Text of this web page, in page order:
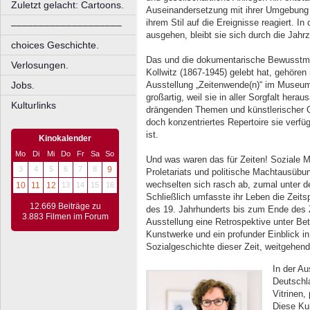
Zuletzt gelacht: Cartoons.
––––––––––––––––––––
choices Geschichte.
Verlosungen.
Jobs.
Kulturlinks
Kinokalender
Mo Di Mi Do Fr Sa
So
3
4 5 6 7 8
9
10
11 12 13 14 15 16
12.669 Beiträge zu
3.883 Filmen im Forum
Auseinandersetzung mit ihrer
ihrem Stil auf die Ereignisse reagiert. In
ausgehen, bleibt sie sich durch die
Das und die dokumentarische
Kollwitz (1867-1945) gelebt hat,
Ausstellung „Zeitenwende(n)“ im
großartig, weil sie in aller Sorgfalt
drängenden Themen und
doch konzentriertes Repertoire sie
ist.
Und was waren das für Zeiten! Soziale
Proletariats und politische
wechselten sich rasch ab, zumal unter
Schließlich umfasste ihr Leben die
des 19. Jahrhunderts bis zum Ende
Ausstellung eine Retrospektive unter
Kunstwerke und ein profunder Einblick
Sozialgeschichte dieser Zeit,
In der
Vitrinen,
Diese